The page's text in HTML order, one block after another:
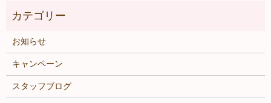
お知らせ
キャンペーン
スタッフブログ